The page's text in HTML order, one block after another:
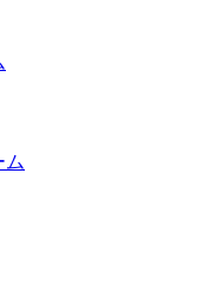
ム